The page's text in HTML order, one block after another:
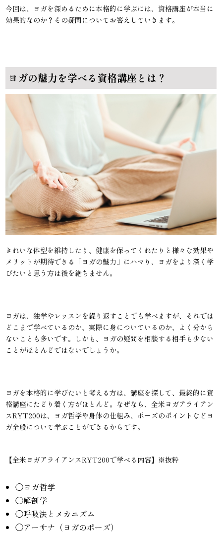
今回は、ヨガを深めるために本格的に学ぶには、資格講座が本当に
効果的なのか？その疑問についてお答えしていきます。
ヨガの魅力を学べる資格講座とは？
きれいな体型を維持したり、健康を保ってくれたりと様々な効果や
メリットが期待できる「ヨガの魅力」にハマり、ヨガをより深く学
びたいと思う方は後を絶ちません。
ヨガは、独学やレッスンを繰り返すことでも学べますが、それでは
どこまで学べているのか、実際に身についているのか、よく分から
ないことも多いです。しかも、ヨガの疑問を相談する相手も少ない
ことがほとんどではないでしょうか。
ヨガを本格的に学びたいと考える方は、講座を探して、最終的に資
格講座にたどり着く方がほとんど。なぜなら、全米ヨガアライアン
スRYT200は、ヨガ哲学や身体の仕組み、ポーズのポイントなどヨ
ガ全般について学ぶことができるからです。
【全米ヨガアライアンスRYT200で学べる内容】※抜粋
◯ヨガ哲学
◯解剖学
◯呼吸法とメカニズム
◯アーサナ（ヨガのポーズ）